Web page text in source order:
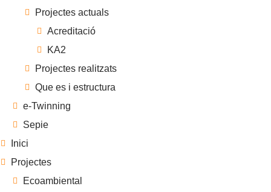
Projectes actuals
Acreditació
KA2
Projectes realitzats
Que es i estructura
e-Twinning
Sepie
Inici
Projectes
Ecoambiental